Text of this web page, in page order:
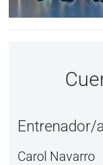
Entrenador/
Carol Navarro